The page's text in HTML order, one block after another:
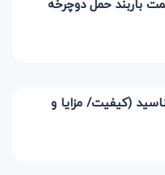
باربند حمل دوچرخه
(کیفیت/ مزایا و